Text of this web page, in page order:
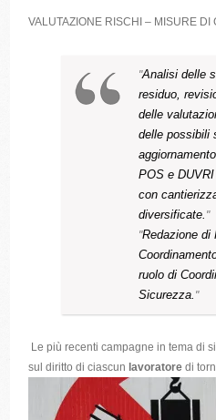
VALUTAZIONE RISCHI – MISURE DI
Analisi delle
residuo,
delle
delle possibili
POS e
con
diversificate.
Redazione di
ruolo di
Sicurezza.
Le più recenti campagne in tema di
sul diritto di ciascun lavoratore di